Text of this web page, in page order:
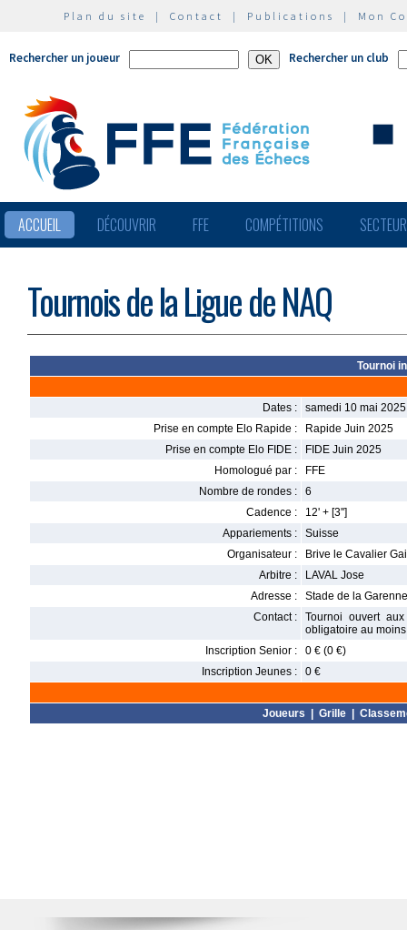
Plan du site | Contact | Publications | Mon
Rechercher un joueur Rechercher un club
ACCUEIL DÉCOUVRIR FFE COMPÉTITIONS
Tournois de la Ligue de NAQ
Tournoi
Dates :
samedi 10 mai
Prise en compte Elo Rapide :
Rapide Juin 2025
Prise en compte Elo FIDE :
FIDE Juin 2025
Homologué par :
FFE
Nombre de rondes :
6
Cadence :
12' + [3'']
Appariements :
Suisse
Organisateur :
Brive le Cavalier
Arbitre :
LAVAL Jose
Adresse :
Stade de la
Contact :
Tournoi ouvert
obligatoire au
Inscription Senior :
0 € (0 €)
Inscription Jeunes :
0 €
Joueurs Grille